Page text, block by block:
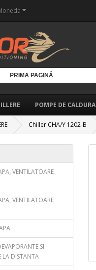
PRIMA PAGINĂ
POMPE DE CALDURA
Chiller CHA/Y 1202-B
VENTILATOARE
VENTILATOARE
SI
LA DISTANTA